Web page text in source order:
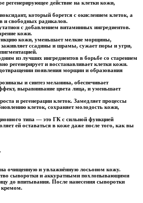
регенерирующее действие на клетки кожи,
который борется с окислением клеток, а
и свободных радикалов.
с добавлением витаминных ингредиентов.
кожи.
кожи, уменьшает мелкие морщины,
заживляет ссадины и шрамы, сужает поры и угри,
из лучших ингредиентов в борьбе со старением
регенерирует и восстанавливает клетки кожи.
появления морщин и образования
и синтез меланина, обеспечивает
выравнивание цвета лица, и уменьшает
и регенерации клеток. Замедляет процессы
клеток, сохраняет молодость кожи,
типа — это ГК с сильной функцией
ей оставаться в коже даже после того, как вы
очищенную и увлажнённую лосьоном кожу.
сыворотки и аккуратными похлопывающими
до впитывания. После нанесения сыворотки
кремом.